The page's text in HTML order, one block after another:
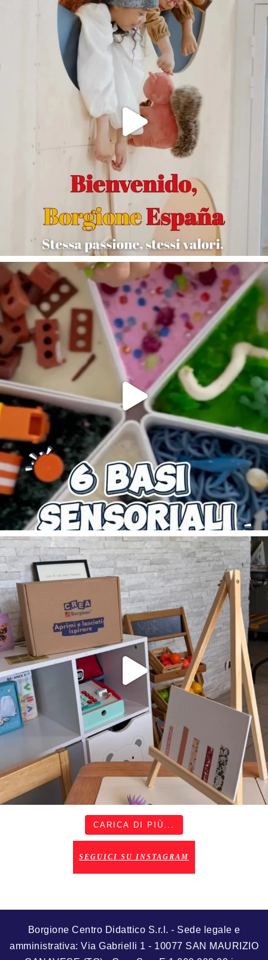
CARICA DI PIÙ...
SEGUICI SU INSTAGRAM
Borgione Centro Didattico S.r.l. - Sede legale e
amministrativa: Via Gabrielli 1 - 10077 SAN MAURIZIO